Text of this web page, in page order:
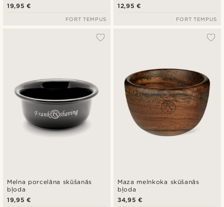
19,95 €
FORT TEMPUS
12,95 €
FORT TEMPUS
Melna porcelāna skūšanās
bļoda
19,95 €
Maza melnkoka skūšanās
bļoda
34,95 €